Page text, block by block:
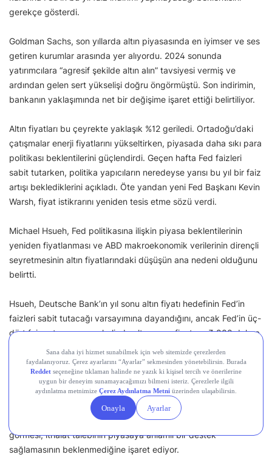
gerekçe gösterdi.
Goldman Sachs, son yıllarda altın piyasasında en iyimser ve ses
getiren kurumlar arasında yer alıyordu. 2024 sonunda
yatırımcılara “agresif şekilde altın alın” tavsiyesi vermiş ve
ardından gelen sert yükselişi doğru öngörmüştü. Son indirimin,
bankanın yaklaşımında net bir değişime işaret ettiği belirtiliyor.
Altın fiyatları bu çeyrekte yaklaşık %12 geriledi. Ortadoğu’daki
çatışmalar enerji fiyatlarını yükseltirken, piyasada daha sıkı para
politikası beklentilerini güçlendirdi. Geçen hafta Fed faizleri
sabit tutarken, politika yapıcıların neredeyse yarısı bu yıl bir faiz
artışı beklediklerini açıkladı. Öte yandan yeni Fed Başkanı Kevin
Warsh, fiyat istikrarını yeniden tesis etme sözü verdi.
Michael Hsueh, Fed politikasına ilişkin piyasa beklentilerinin
yeniden fiyatlanması ve ABD makroekonomik verilerinin dirençli
seyretmesinin altın fiyatlarındaki düşüşün ana nedeni olduğunu
belirtti.
Hsueh, Deutsche Bank’ın yıl sonu altın fiyatı hedefinin Fed’in
faizleri sabit tutacağı varsayımına dayandığını, ancak Fed’in üç-
dört faiz artışı yapması halinde altının ons fiyatının 3.800 dolara
kadar gerileyebileceğini ifade etti.
Ayrıca, altın destekli ETF’lerden devam eden net çıkışların, daha
önce fiyatları destekleyen alım baskısının artık belirgin şekilde
ortadan kalktığını gösterdiğini vurguladı. Çin’de ise spot altın
fiyatlarının COMEX vadeli işlemlerine göre iskontolu işlem
görmesi, ithalat talebinin piyasaya anlamlı bir destek
sağlamasının beklenmediğine işaret ediyor.